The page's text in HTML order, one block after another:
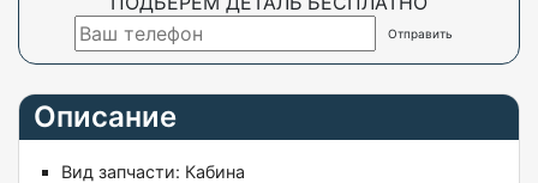
Описание
Вид запчасти: Кабина